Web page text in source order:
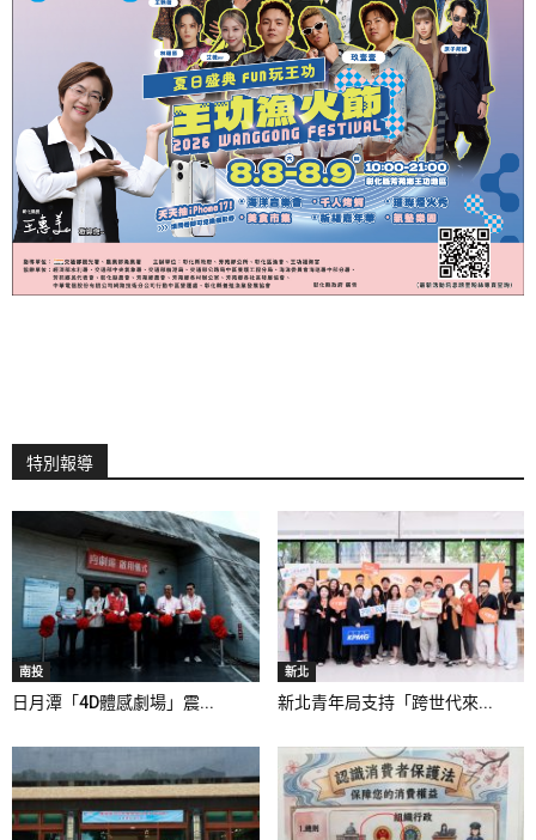
特別報導
南投
日月潭「4D體感劇場」震...
新北
新北青年局支持「跨世代來...